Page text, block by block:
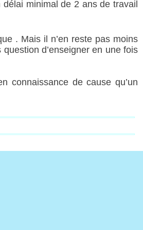
minimal de 2 ans de travail
. Mais il n’en reste pas moins
d’enseigner en une fois
connaissance de cause qu’un